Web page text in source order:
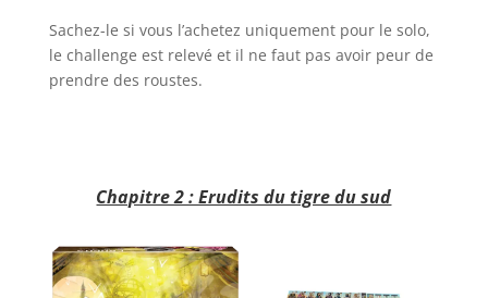
Sachez-le si vous l’achetez uniquement pour le solo,
le challenge est relevé et il ne faut pas avoir peur de
prendre des roustes.
Chapitre 2 : Erudits du tigre du sud